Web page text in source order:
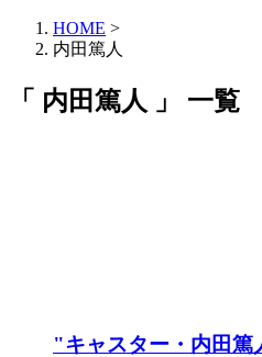
HOME >
内田篤人
「 内田篤人 」 一覧
"キャスター・内田